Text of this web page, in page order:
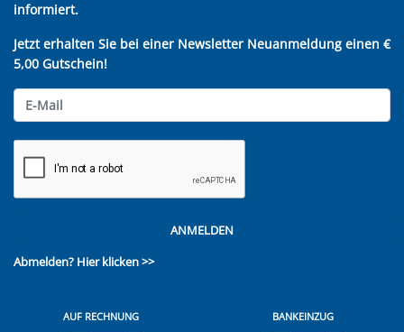
informiert.
Jetzt erhalten Sie bei einer Newsletter Neuanmeldung einen €
5,00 Gutschein!
ANMELDEN
Abmelden? Hier klicken >>
AUF RECHNUNG BANKEINZUG